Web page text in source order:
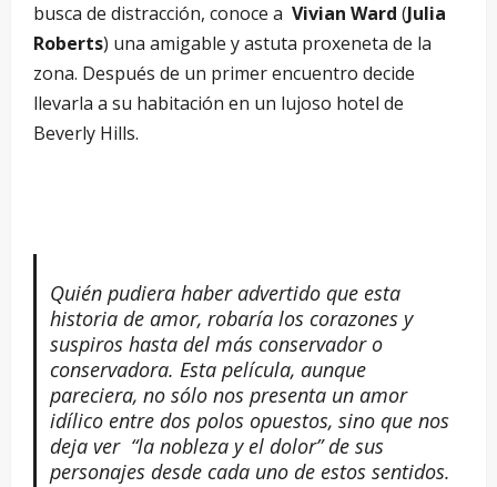
busca de distracción, conoce a Vivian Ward (Julia
Roberts) una amigable y astuta proxeneta de la
zona. Después de un primer encuentro decide
llevarla a su habitación en un lujoso hotel de
Beverly Hills.
Quién pudiera haber advertido que esta
historia de amor, robaría los corazones y
suspiros hasta del más conservador o
conservadora. Esta película, aunque
pareciera, no sólo nos presenta un amor
idílico entre dos polos opuestos, sino que nos
deja ver “la nobleza y el dolor” de sus
personajes desde cada uno de estos sentidos.